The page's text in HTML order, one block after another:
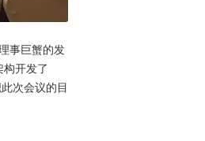
事巨蟹的发
开发了
次会议的目